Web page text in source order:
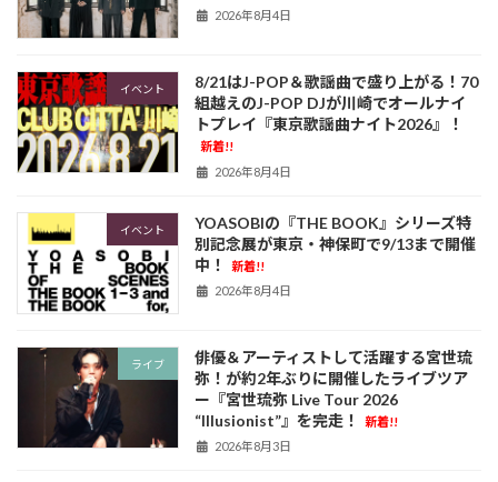
2026年8月4日
イベント
8/21はJ-POP＆歌謡曲で盛り上がる！70
組越えのJ-POP DJが川崎でオールナイ
トプレイ『東京歌謡曲ナイト2026』！
新着!!
2026年8月4日
イベント
YOASOBIの『THE BOOK』シリーズ特
別記念展が東京・神保町で9/13まで開催
中！
新着!!
2026年8月4日
ライブ
俳優＆アーティストして活躍する宮世琉
弥！が約2年ぶりに開催したライブツア
ー『宮世琉弥 Live Tour 2026
“Illusionist”』を完走！
新着!!
2026年8月3日